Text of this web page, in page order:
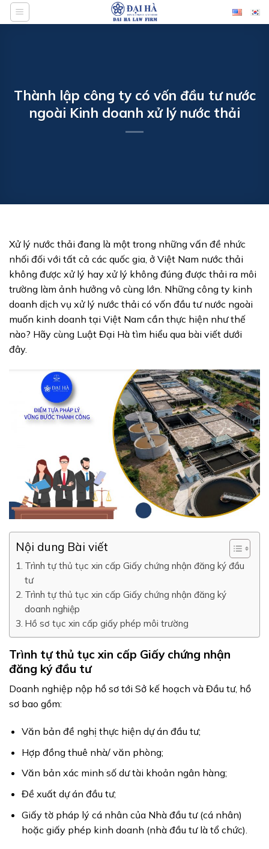
Bỏ
qua
Thành lập công ty có vốn đầu tư nước
ngoài Kinh doanh xử lý nước thải
Xử lý nước thải đang là một trong những vấn đề nhức
nhối đối với tất cả các quốc gia, ở Việt Nam nước thải
không được xử lý hay xử lý không đúng được thải ra môi
trường làm ảnh hưởng vô cùng lớn. Những công ty kinh
doanh dịch vụ xử lý nước thải có vốn đầu tư nước ngoài
muốn kinh doanh tại Việt Nam cần thực hiện như thế
nào? Hãy cùng Luật Đại Hà tìm hiểu qua bài viết dưới
đây.
Nội dung Bài viết
Trình tự thủ tục xin cấp Giấy chứng nhận đăng ký đầu
tư
Trình tự thủ tục xin cấp Giấy chứng nhận đăng ký
doanh nghiệp
Hồ sơ tục xin cấp giấy phép môi trường
Trình tự thủ tục xin cấp Giấy chứng nhận
đăng ký đầu tư
Doanh nghiệp nộp hồ sơ tới Sở kế hoạch và Đầu tư, hồ
sơ bao gồm:
Văn bản đề nghị thực hiện dự án đầu tư;
Hợp đồng thuê nhà/ văn phòng;
Văn bản xác minh số dư tài khoản ngân hàng;
Đề xuất dự án đầu tư;
Giấy tờ pháp lý cá nhân của Nhà đầu tư (cá nhân)
hoặc giấy phép kinh doanh (nhà đầu tư là tổ chức).